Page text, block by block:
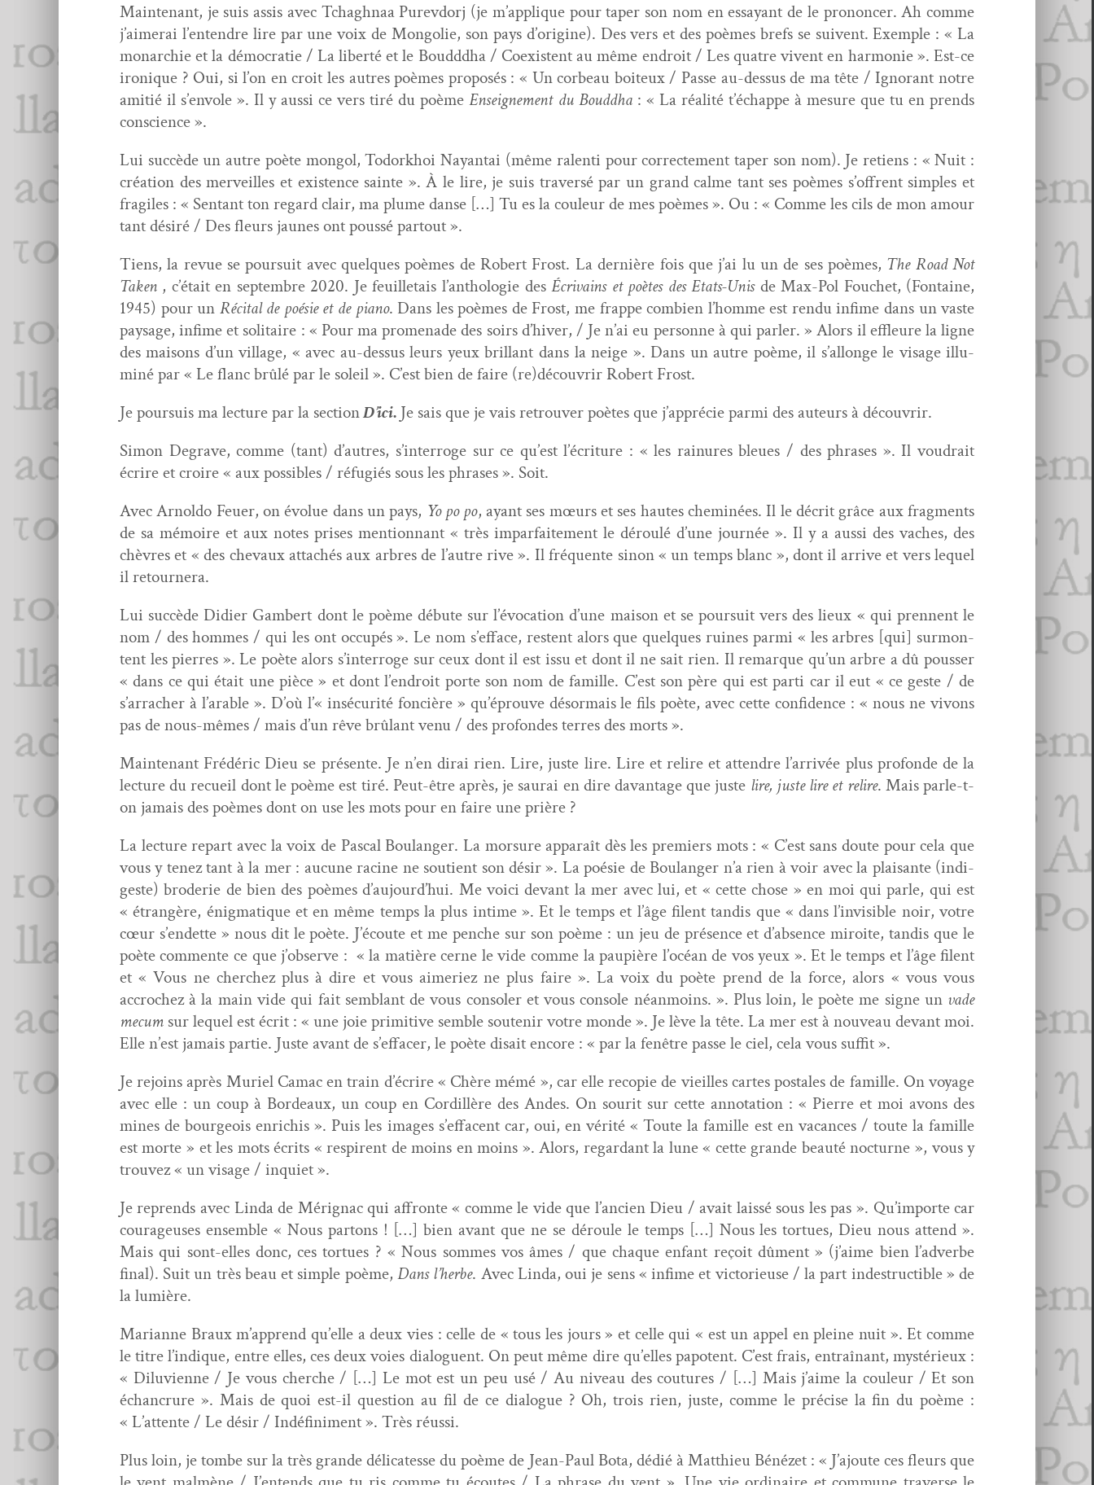
Main­tenant, je suis assis avec Tchagh­naa Purevdorj (je m’applique pour taper son nom en essayant de le pronon­cer. Ah comme
j’aimerai l’entendre lire par une voix de Mon­golie, son pays d’origine). Des vers et des poèmes brefs se suiv­ent. Exem­ple : « La
monar­chie et la démoc­ra­tie / La lib­erté et le Boud­ddha / Coex­is­tent au même endroit / Les qua­tre vivent en har­monie ». Est-ce
ironique ? Oui, si l’on en croit les autres poèmes pro­posés : « Un cor­beau boi­teux / Passe au-dessus de ma tête / Igno­rant notre
ami­tié il s’envole ». Il y aus­si ce vers tiré du poèmeEnseigne­ment du Boud­dha : « La réal­ité t’échappe à mesure que tu en prends
conscience ».
Lui suc­cède un autre poète mon­gol, Todor­k­hoi Nayan­tai (même ralen­ti pour cor­recte­ment taper son nom). Je retiens : « Nuit :
créa­tion des mer­veilles et exis­tence sainte ». À le lire, je suis tra­ver­sé par un grand calme tant ses poèmes s’offrent sim­ples et
frag­iles : « Sen­tant ton regard clair, ma plume danse […] Tu es la couleur de mes poèmes ». Ou : « Comme les cils de mon amour
tant désiré / Des fleurs jaunes ont poussé partout ».
Tiens, la revue se pour­suit avec quelques poèmes de Robert Frost. La dernière fois que j’ai lu un de ses poèmes, The Road Not
Tak­en, c’était en sep­tem­bre 2020. Je feuil­letais l’anthologie desÉcrivains et poètes des Etats-Unisde Max-Pol Fouchet, (Fontaine,
1945) pour un Réc­i­tal de poésie et de piano. Dans les poèmes de Frost, me frappe com­bi­en l’homme est ren­du infime dans un vaste
paysage, infime et soli­taire : « Pour ma prom­e­nade des soirs d’hiver, / Je n’ai eu per­son­ne à qui par­ler. » Alors il effleure la ligne
des maisons d’un vil­lage, « avec au-dessus leurs yeux bril­lant dans la neige ». Dans un autre poème, il s’allonge le vis­age illu­
miné par « Le flanc brûlé par le soleil ». C’est bien de faire (re)découvrir Robert Frost.
Je pour­su­is ma lec­ture par la sec­tionD’ici.Je sais que je vais retrou­ver poètes que j’apprécie par­mi des auteurs à découvrir.
Simon Degrave, comme (tant) d’autres, s’interroge sur ce qu’est l’écriture : « les rain­ures bleues / des phras­es ». Il voudrait
écrire et croire « aux pos­si­bles / réfugiés sous les phras­es ». Soit.
Avec Arnol­do Feuer, on évolue dans un pays, Yo po po, ayant ses mœurs et ses hautes chem­inées. Il le décrit grâce aux frag­ments
de sa mémoire et aux notes pris­es men­tion­nant « très impar­faite­ment le déroulé d’une journée ». Il y a aus­si des vach­es, des
chèvres et « des chevaux attachés aux arbres de l’autre rive ». Il fréquente sinon « un temps blanc », dont il arrive et vers lequel
il retournera.
Lui suc­cède Didi­er Gam­bert dont le poème débute sur l’évocation d’une mai­son et se pour­suit vers des lieux « qui pren­nent le
nom / des hommes / qui les ont occupés ». Le nom s’efface, restent alors que quelques ruines par­mi « les arbres [qui] sur­mon­
tent les pier­res ». Le poète alors s’interroge sur ceux dont il est issu et dont il ne sait rien. Il remar­que qu’un arbre a dû pouss­er
« dans ce qui était une pièce » et dont l’endroit porte son nom de famille. C’est son père qui est par­ti car il eut « ce geste / de
s’arracher à l’arable ». D’où l’« insécu­rité fon­cière » qu’éprouve désor­mais le fils poète, avec cette con­fi­dence : « nous ne vivons
pas de nous-mêmes / mais d’un rêve brûlant venu / des pro­fondes ter­res des morts ».
Main­tenant Frédéric Dieu se présente. Je n’en dirai rien. Lire, juste lire. Lire et relire et atten­dre l’arrivée plus pro­fonde de la
lec­ture du recueil dont le poème est tiré. Peut-être après, je saurai en dire davan­tage que juste lire, juste lire et relire. Mais par­le-t-
on jamais des poèmes dont on use les mots pour en faire une prière ?
La lec­ture repart avec la voix de Pas­cal Boulanger. La mor­sure appa­raît dès les pre­miers mots : « C’est sans doute pour cela que
vous y tenez tant à la mer : aucune racine ne sou­tient son désir ». La poésie de Boulanger n’a rien à voir avec la plaisante (indi­
geste) broderie de bien des poèmes d’aujourd’hui. Me voici devant la mer avec lui, et « cette chose » en moi qui par­le, qui est
« étrangère, énig­ma­tique et en même temps la plus intime ». Et le temps et l’âge filent tan­dis que « dans l’invisible noir, votre
cœur s’endette » nous dit le poète. J’écoute et me penche sur son poème : un jeu de présence et d’absence miroite, tan­dis que le
poète com­mente ce que j’observe : « la matière cerne le vide comme la paupière l’océan de vos yeux ». Et le temps et l’âge filent
et « Vous ne cherchez plus à dire et vous aimeriez ne plus faire ». La voix du poète prend de la force, alors « vous vous
accrochez à la main vide qui fait sem­blant de vous con­sol­er et vous con­sole néan­moins. ». Plus loin, le poète me signe un vade
mecumsur lequel est écrit : « une joie prim­i­tive sem­ble soutenir votre monde ». Je lève la tête. La mer est à nou­veau devant moi.
Elle n’est jamais par­tie. Juste avant de s’effacer, le poète dis­ait encore : « par la fenêtre passe le ciel, cela vous suffit ».
Je rejoins après Muriel Camac en train d’écrire « Chère mémé », car elle recopie de vieilles cartes postales de famille. On voy­age
avec elle : un coup à Bor­deaux, un coup en Cordil­lère des Andes. On sourit sur cette anno­ta­tion : « Pierre et moi avons des
mines de bour­geois enrichis ». Puis les images s’effacent car, oui, en vérité « Toute la famille est en vacances / toute la famille
est morte » et les mots écrits « respirent de moins en moins ». Alors, regar­dant la lune « cette grande beauté noc­turne », vous y
trou­vez « un vis­age / inquiet ».
Je reprends avec Lin­da de Méri­gnac qui affronte « comme le vide que l’ancien Dieu / avait lais­sé sous les pas ». Qu’importe car
courageuses ensem­ble « Nous par­tons ! […] bien avant que ne se déroule le temps […] Nous les tortues, Dieu nous attend ».
Mais qui sont-elles donc, ces tortues ? « Nous sommes vos âmes / que chaque enfant reçoit dûment » (j’aime bien l’adverbe
final). Suit un très beau et sim­ple poème, Dans l’herbe. Avec Lin­da, oui je sens « infime et vic­to­rieuse / la part inde­struc­tible » de
la lumière.
Mar­i­anne Braux m’apprend qu’elle a deux vies : celle de « tous les jours » et celle qui « est un appel en pleine nuit ». Et comme
le titre l’indique, entre elles, ces deux voies dia­loguent. On peut même dire qu’elles papo­tent. C’est frais, entraî­nant, mys­térieux :
« Dilu­vi­enne / Je vous cherche / […] Le mot est un peu usé / Au niveau des cou­tures / […] Mais j’aime la couleur / Et son
échan­crure ». Mais de quoi est-il ques­tion au fil de ce dia­logue ? Oh, trois rien, juste, comme le pré­cise la fin du poème :
« L’attente / Le désir / Indéfin­i­ment ». Très réussi.
Plus loin, je tombe sur la très grande déli­catesse du poème de Jean-Paul Bota, dédié à Matthieu Bénézet : « J’ajoute ces fleurs que